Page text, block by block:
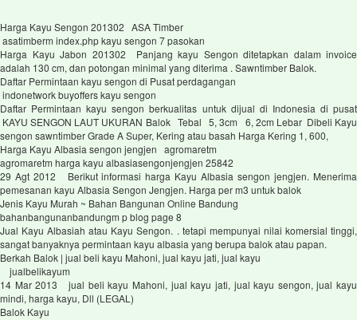
Harga Kayu Sengon 201302 ASA Timber
asatimberm index.php kayu sengon 7 pasokan
Harga Kayu Jabon 201302 Panjang kayu Sengon ditetapkan dalam invoice
adalah 130 cm, dan potongan minimal yang diterima . Sawntimber Balok.
Daftar Permintaan kayu sengon di Pusat perdagangan
indonetwork buyoffers kayu sengon
Daftar Permintaan kayu sengon berkualitas untuk dijual di Indonesia di pusat
KAYU SENGON LAUT UKURAN Balok Tebal 5, 3cm 6, 2cm Lebar Dibeli Kayu
sengon sawntimber Grade A Super, Kering atau basah Harga Kering 1, 600,
Harga Kayu Albasia sengon jengjen agromaretm
agromaretm harga kayu albasiasengonjengjen 25842
29 Agt 2012 Berikut informasi harga Kayu Albasia sengon jengjen. Menerima
pemesanan kayu Albasia Sengon Jengjen. Harga per m3 untuk balok
Jenis Kayu Murah ~ Bahan Bangunan Online Bandung
bahanbangunanbandungm p blog page 8
Jual Kayu Albasiah atau Kayu Sengon. . tetapi mempunyai nilai komersial tinggi,
sangat banyaknya permintaan kayu albasia yang berupa balok atau papan.
Berkah Balok | jual beli kayu Mahoni, jual kayu jati, jual kayu
jualbelikayum
14 Mar 2013 jual beli kayu Mahoni, jual kayu jati, jual kayu sengon, jual kayu
mindi, harga kayu, Dll (LEGAL)
Balok Kayu